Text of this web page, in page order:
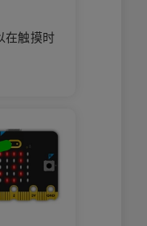
在触摸时